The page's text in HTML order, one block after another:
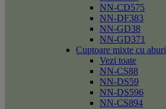
NN-CD575
NN-DF383
NN-GD38
NN-GD371
Cuptoare mixte cu aburi
Vezi toate
NN-CS88
NN-DS59
NN-DS596
NN-CS894